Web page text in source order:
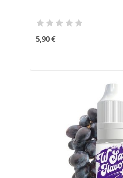
5,90 €